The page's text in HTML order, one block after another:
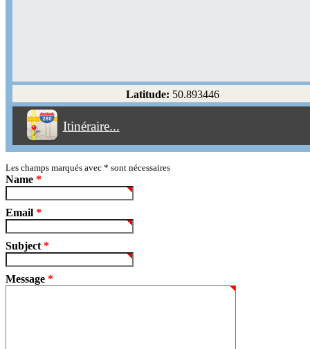
Latitude: 50.893446
Itinéraire...
Éviter les autoroutes
Éviter les péages
Partir! Reset
Les champs marqués avec * sont nécessaires
Name *
Email *
Subject *
Message *